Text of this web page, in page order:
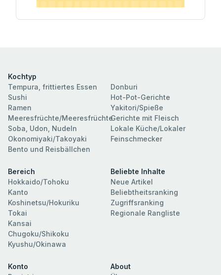
Kochtyp
Tempura, frittiertes Essen
Sushi
Ramen
Meeresfrüchte/Meeresfrüchte
Soba, Udon, Nudeln
Okonomiyaki/Takoyaki
Bento und Reisbällchen
Donburi
Hot-Pot-Gerichte
Yakitori/Spieße
Gerichte mit Fleisch
Lokale Küche/Lokaler
Feinschmecker
Bereich
Hokkaido/Tohoku
Kanto
Koshinetsu/Hokuriku
Tokai
Kansai
Chugoku/Shikoku
Kyushu/Okinawa
Beliebte Inhalte
Neue Artikel
Beliebtheitsranking
Zugriffsranking
Regionale Rangliste
Konto
About